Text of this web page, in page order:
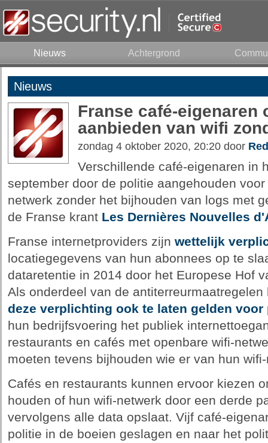
Nieuws Achtergrond
Nieuws
Franse café-eigenaren
aanbieden van wifi
zondag 4 oktober 2020, 20:20 door
Verschillende café-eigenaren in
september door de politie aangehouden
netwerk zonder het bijhouden van logs met
de Franse krant Les Dernières Nouvelles
Franse internetproviders zijn wettelijk
locatiegegevens van hun abonnees op te
dataretentie in 2014 door het Europese Hof
Als onderdeel van de
deze verplichting ook te laten gelden voor
hun bedrijfsvoering het publiek
restaurants en cafés met openbare wifi-
moeten tevens bijhouden wie er van hun
Cafés en restaurants kunnen ervoor kiezen
houden of hun wifi-netwerk door een derde
vervolgens alle data opslaat. Vijf café-
politie in de boeien geslagen en naar het